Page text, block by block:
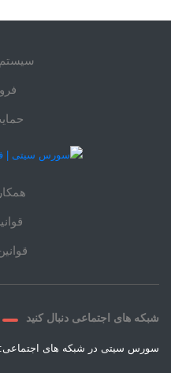
سیستم
شبکه های اجتماعی دنبال کنید
سورس سیتی در شبکه های اجتماعی: